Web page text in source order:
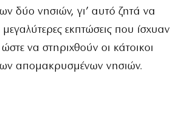
δύο νησιών, γι’ αυτό ζητά να
εκπτώσεις που ίσχυαν
να στηριχθούν οι κάτοικοι
απομακρυσμένων νησιών.